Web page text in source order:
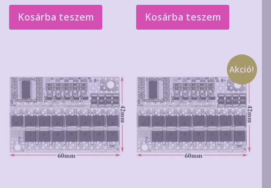
was:
990Ft.
is:
750Ft.
Kosárba teszem Kosárba teszem
Akció!